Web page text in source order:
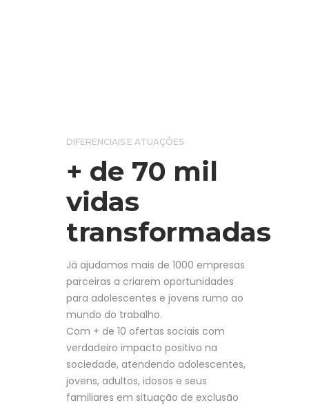
DIFERENCIAIS E ATUAÇÕES
+ de 70 mil
vidas
transformadas
Já ajudamos mais de 1000 empresas
parceiras a criarem oportunidades
para adolescentes e jovens rumo ao
mundo do trabalho.
Com + de 10 ofertas sociais com
verdadeiro impacto positivo na
sociedade, atendendo adolescentes,
jovens, adultos, idosos e seus
familiares em situação de exclusão